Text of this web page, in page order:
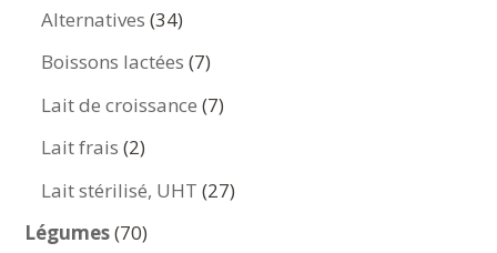
produits
Alternatives 3434
produits
Boissons lactées 77
produits
Lait de croissance 77
Lait frais 22
produits
Lait stérilisé, UHT 2727
Légumes 7070